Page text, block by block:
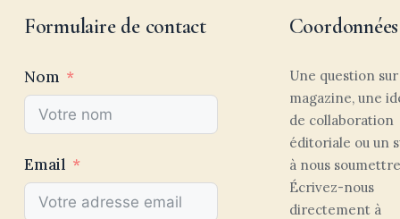
Formulaire de contact
Nom
Email
Coordonnées
Une question
magazine, une
de collaboration
éditoriale ou un
à nous
Écrivez-nous
directement à